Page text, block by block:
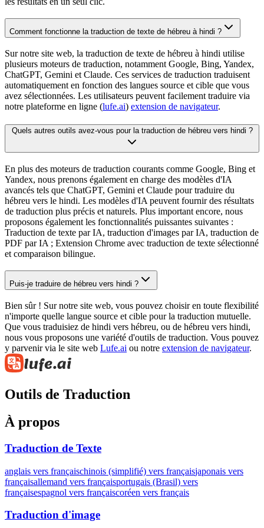
Comment fonctionne la traduction de texte de hébreu à hindi ?
Sur notre site web, la traduction de texte de hébreu à hindi utilise
plusieurs moteurs de traduction, notamment Google, Bing, Yandex,
ChatGPT, Gemini et Claude. Ces services de traduction traduisent
automatiquement en fonction des langues source et cible que vous
avez sélectionnées. Les utilisateurs peuvent facilement traduire via
notre plateforme en ligne (lufe.ai) extension de navigateur.
Quels autres outils avez-vous pour la traduction de hébreu vers hindi ?
En plus des moteurs de traduction courants comme Google, Bing et
Yandex, nous prenons également en charge des modèles d'IA
avancés tels que ChatGPT, Gemini et Claude pour traduire du
hébreu vers le hindi. Les modèles d'IA peuvent fournir des résultats
de traduction plus précis et naturels. Plus important encore, nous
proposons également les fonctionnalités puissantes suivantes :
Traduction de texte par IA, traduction d'images par IA, traduction de
PDF par IA ; Extension Chrome avec traduction de texte sélectionné
et comparaison bilingue.
Puis-je traduire de hébreu vers hindi ?
Bien sûr ! Sur notre site web, vous pouvez choisir en toute flexibilité
n'importe quelle langue source et cible pour la traduction mutuelle.
Que vous traduisiez de hindi vers hébreu, ou de hébreu vers hindi,
nous vous proposons une variété d'outils de traduction. Vous pouvez
y parvenir via le site web Lufe.ai ou notre extension de navigateur.
Outils de Traduction
À propos
Traduction de Texte
anglais vers françaischinois (simplifié) vers françaisjaponais vers
françaisallemand vers françaisportugais (Brasil) vers
françaisespagnol vers françaiscoréen vers français
Traduction d'image